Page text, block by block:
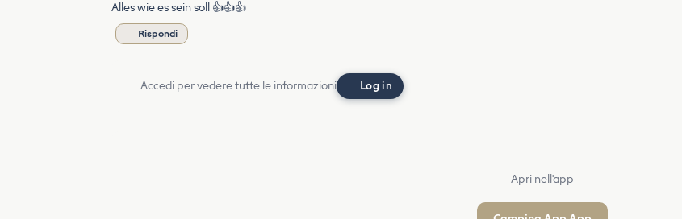
Alles wie es sein soll 👍👍👍
Rispondi
Accedi per vedere tutte le informazioni Log in
Apri nell'app